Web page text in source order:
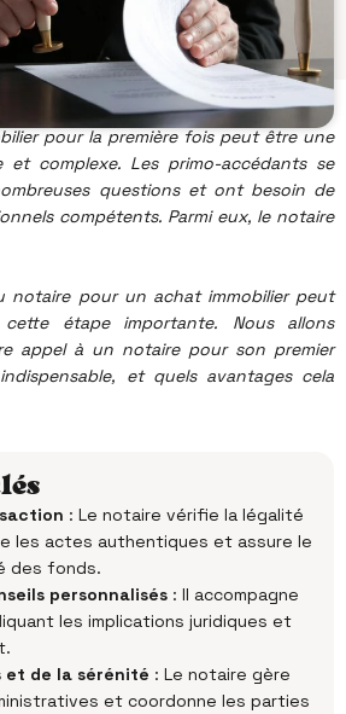
pour la première fois peut être une
et complexe. Les primo-accédants se
questions et ont besoin de
compétents. Parmi eux, le notaire
notaire pour un achat immobilier peut
étape importante. Nous allons
appel à un notaire pour son premier
et quels avantages cela
: Le notaire vérifie la légalité
les actes authentiques et assure le
des fonds.
personnalisés : Il accompagne
les implications juridiques et
et de la sérénité : Le notaire gère
et coordonne les parties